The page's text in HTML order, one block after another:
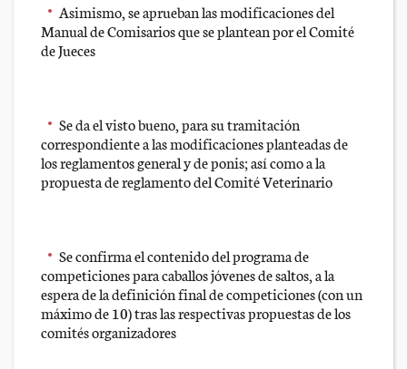
Asimismo, se aprueban las modificaciones del
Manual de Comisarios que se plantean por el Comité
de Jueces
Se da el visto bueno, para su tramitación
correspondiente a las modificaciones planteadas de
los reglamentos general y de ponis; así como a la
propuesta de reglamento del Comité Veterinario
Se confirma el contenido del programa de
competiciones para caballos jóvenes de saltos, a la
espera de la definición final de competiciones (con un
máximo de 10) tras las respectivas propuestas de los
comités organizadores